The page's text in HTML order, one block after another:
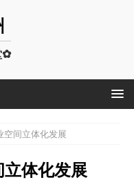
✿
空间立体化发展
体化发展